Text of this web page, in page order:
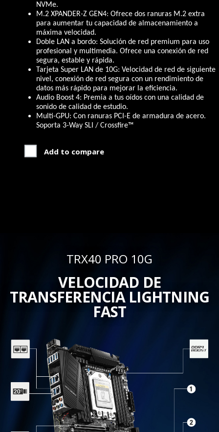
NVMe.
M.2 XPANDER-Z GEN4: Ofrece dos ranuras M.2 extra
para aumentar tu capacidad de almacenamiento a
máxima velocidad.
Doble LAN a bordo: Solución de red premium para uso
profesional y multimedia. Ofrece una conexión de red
segura, estable y rápida.
Tarjeta Super LAN de 10G: Velocidad de red de siguiente
nivel, conexión de red segura con un rendimiento de
datos más rápido para mejorar la eficiencia.
Audio Boost 4: Premia a tus oídos con una calidad de
sonido de calidad de estudio.
Multi-GPU: Con ranuras PCI-E de armadura de acero.
Soporta 3-Way SLI / Crossfire™
Add to compare
TRX40 PRO 10G
VELOCIDAD DE
TRANSFERENCIA LIGHTNING
FAST